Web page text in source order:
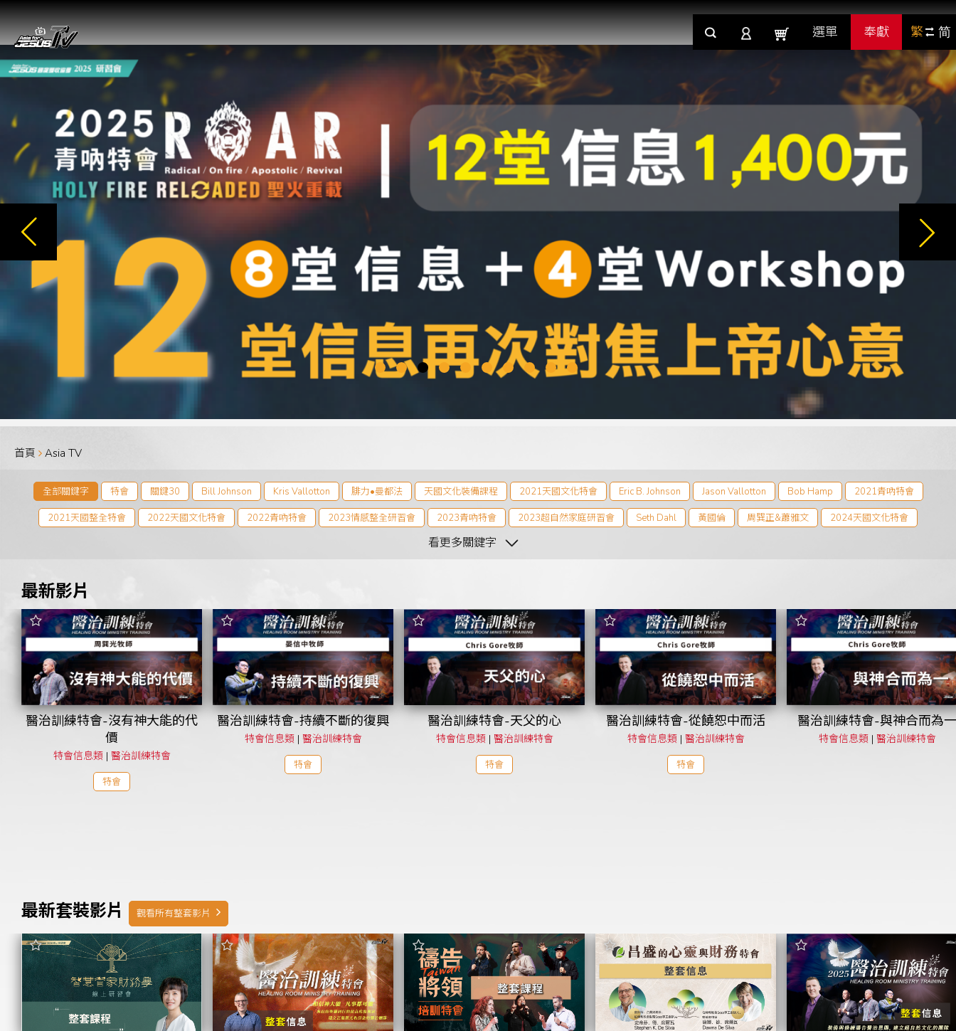
選單 奉獻 繁 简
首頁 Asia TV
全部關鍵字 特會 關鍵30 Bill Johnson Kris Vallotton 腓力•曼都法 天國文化裝備課程 2021天國文化特會 Eric B. Johnson Jason Vallotton Bob Hamp 2021青吶特會
2021天國整全特會 2022天國文化特會 2022青吶特會 2023情感整全研習會 2023青吶特會 2023超自然家庭研習會 Seth Dahl 黃國倫 周巽正&蕭雅文 2024天國文化特會
2024 屬靈商數研習會 周巽光
看更多關鍵字
最新影片
醫治訓練特會-沒有神大能的代
價
特會信息類 | 醫治訓練特會
特會
醫治訓練特會-持續不斷的復興
特會信息類 | 醫治訓練特會
特會
醫治訓練特會-天父的心
特會信息類 | 醫治訓練特會
特會
醫治訓練特會-從饒恕中而活
特會信息類 | 醫治訓練特會
特會
醫治訓練特會-與神合而為一
特會信息類 | 醫治訓練特會
最新套裝影片 觀看所有整套影片